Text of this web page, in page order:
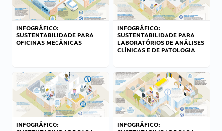
INFOGRÁFICO:
SUSTENTABILIDADE PARA
OFICINAS MECÂNICAS
INFOGRÁFICO:
SUSTENTABILIDADE PARA
LABORATÓRIOS DE ANÁLISES
CLÍNICAS E DE PATOLOGIA
INFOGRÁFICO:
INFOGRÁFICO: